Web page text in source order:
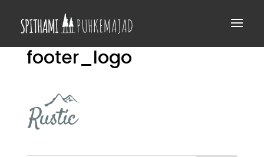
footer_logo